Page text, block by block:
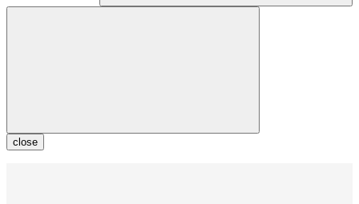
close